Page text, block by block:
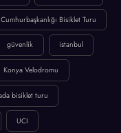
Cumhurbaşkanlığı Bisiklet Turu
güvenlik istanbul
Konya Velodromu
bisiklet turu
UCI